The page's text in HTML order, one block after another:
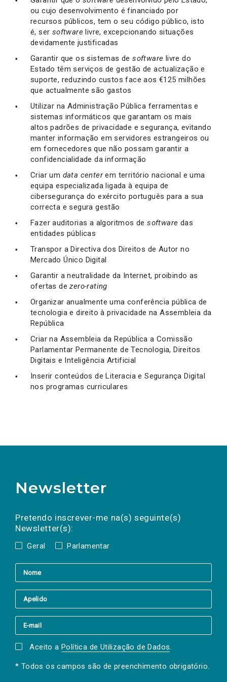
ou cujo desenvolvimento é financiado por
recursos públicos, tem o seu código público, isto
é, ser software livre, excepcionando situações
devidamente justificadas
Garantir que os sistemas desoftware livre do
Estado têm serviços de gestão de actualização e
suporte, reduzindo custos face aos €125 milhões
que actualmente são gastos
Utilizar na Administração Pública ferramentas e
sistemas informáticos que garantam os mais
altos padrões de privacidade e segurança, evitando
manter informação em servidores estrangeiros ou
em fornecedores que não possam garantir a
confidencialidade da informação
Criar um data centerem território nacional e uma
equipa especializada ligada à equipa de
cibersegurança do exército português para a sua
correcta e segura gestão
Fazer auditorias a algoritmos desoftware das
entidades públicas
Transpor a Directiva dos Direitos de Autor no
Mercado Único Digital
Garantir a neutralidade da Internet, proibindo as
ofertas dezero-rating
Organizar anualmente uma conferência pública de
tecnologia e direito à privacidade na Assembleia da
República
Criar na Assembleia da República a Comissão
Parlamentar Permanente de Tecnologia, Direitos
Digitais e Inteligência Artificial
Inserir conteúdos de Literacia e Segurança Digital
nos programas curriculares
Newsletter
Pretendo inscrever-me na(s) seguinte(s)
Newsletter(s):
Geral Parlamentar
a(s) newsletter(s).
mail
Aceito a Política de Utilização de Dados.
* Todos os campos são de preenchimento obrigatório.